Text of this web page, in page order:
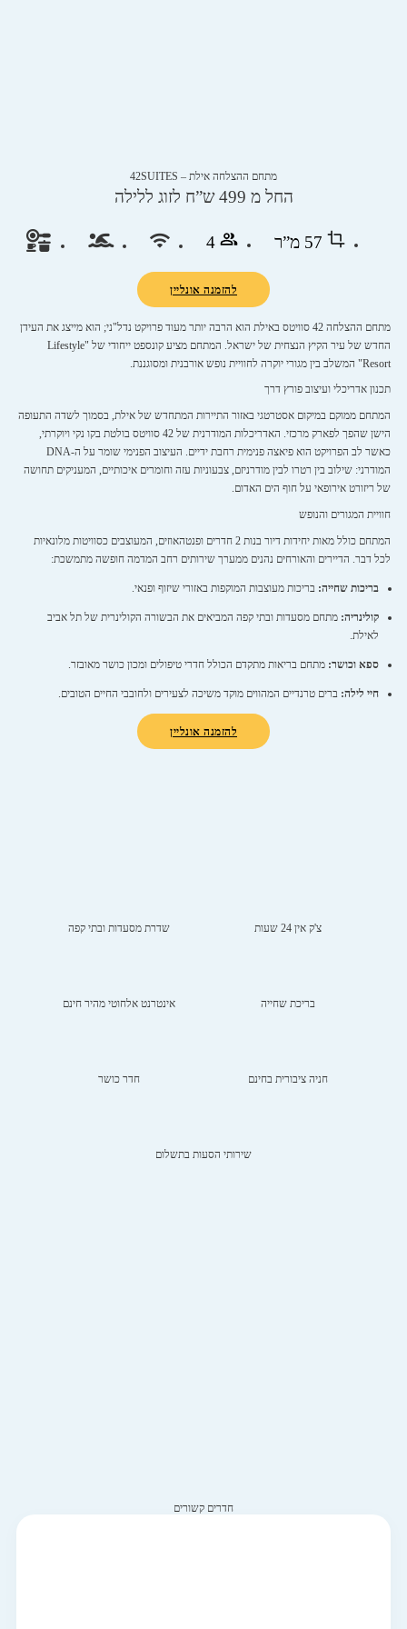
מתחם ההצלחה אילת – 42SUITES
החל מ 499 ש”ח לזוג ללילה
57 מ”ר 4
להזמנה אונליין
מתחם ההצלחה 42 סוויטס באילת הוא הרבה יותר מעוד פרויקט נדל"ני; הוא מייצג את העידן
החדש של עיר הקיץ הנצחית של ישראל. המתחם מציע קונספט ייחודי של "Lifestyle
Resort" המשלב בין מגורי יוקרה לחוויית נופש אורבנית ומסוגננת.
תכנון אדריכלי ועיצוב פורץ דרך
המתחם ממוקם במיקום אסטרטגי באזור התיירות המתחדש של אילת, בסמוך לשדה התעופה
הישן שהפך לפארק מרכזי. האדריכלות המודרנית של 42 סוויטס בולטת בקו נקי ויוקרתי,
כאשר לב הפרויקט הוא פיאצה פנימית רחבת ידיים. העיצוב הפנימי שומר על ה-DNA
המודרני: שילוב בין רטרו לבין מודרניזם, צבעוניות עזה וחומרים איכותיים, המעניקים תחושה
של ריזורט אירופאי על חוף הים האדום.
חוויית המגורים והנופש
המתחם כולל מאות יחידות דיור בנות 2 חדרים ופנטהאוזים, המעוצבים כסוויטות מלונאיות
לכל דבר. הדיירים והאורחים נהנים ממערך שירותים רחב המדמה חופשה מתמשכת:
בריכות שחייה: בריכות מעוצבות המוקפות באזורי שיזוף ופנאי.
קולינריה: מתחם מסעדות ובתי קפה המביאים את הבשורה הקולינרית של תל אביב
לאילת.
ספא וכושר: מתחם בריאות מתקדם הכולל חדרי טיפולים ומכון כושר מאובזר.
חיי לילה: ברים טרנדיים המהווים מוקד משיכה לצעירים ולחובבי החיים הטובים.
להזמנה אונליין
צ'ק אין 24 שעות שדרת מסעדות ובתי קפה
בריכת שחייה אינטרנט אלחוטי מהיר חינם
חניה ציבורית בחינם חדר כושר
שירותי הסעות בתשלום
חדרים קשורים